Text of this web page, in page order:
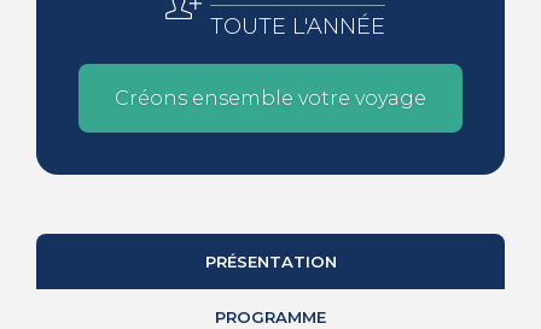
TOUTE L'ANNÉE
Créons ensemble votre voyage
PRÉSENTATION
PROGRAMME